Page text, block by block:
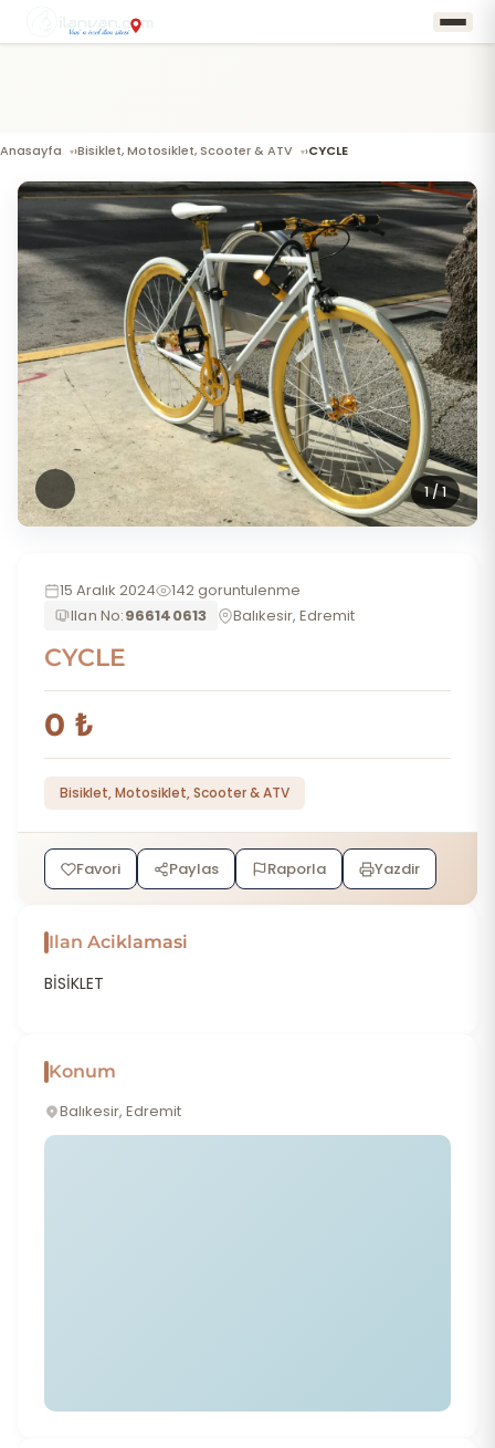
Anasayfa ›Bisiklet, Motosiklet, Scooter & ATV ›CYCLE
1/ 1
15 Aralık 2024
142 goruntulenme
Ilan No:966140613 Balıkesir, Edremit
CYCLE
0 ₺
Bisiklet, Motosiklet, Scooter & ATV
Favori Paylas Raporla Yazdir
Ilan Aciklamasi
BİSİKLET
Konum
Balıkesir, Edremit